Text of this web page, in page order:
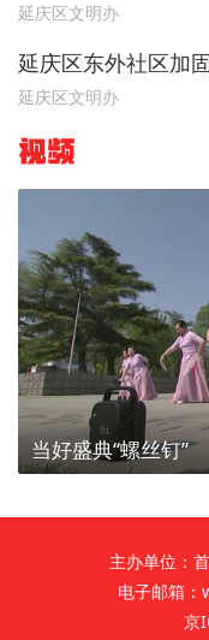
延庆区文明办
延庆区东外社区加
延庆区文明办
视频
当好盛典“螺丝钉”
主办单位：
电子邮箱
京